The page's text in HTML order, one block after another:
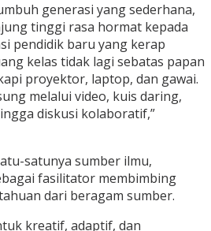
generasi yang sederhana,
tinggi rasa hormat kepada
pendidik baru yang kerap
kelas tidak lagi sebatas papan
proyektor, laptop, dan gawai.
melalui video, kuis daring,
diskusi kolaboratif,”
satunya sumber ilmu,
fasilitator membimbing
dari beragam sumber.
kreatif, adaptif, dan